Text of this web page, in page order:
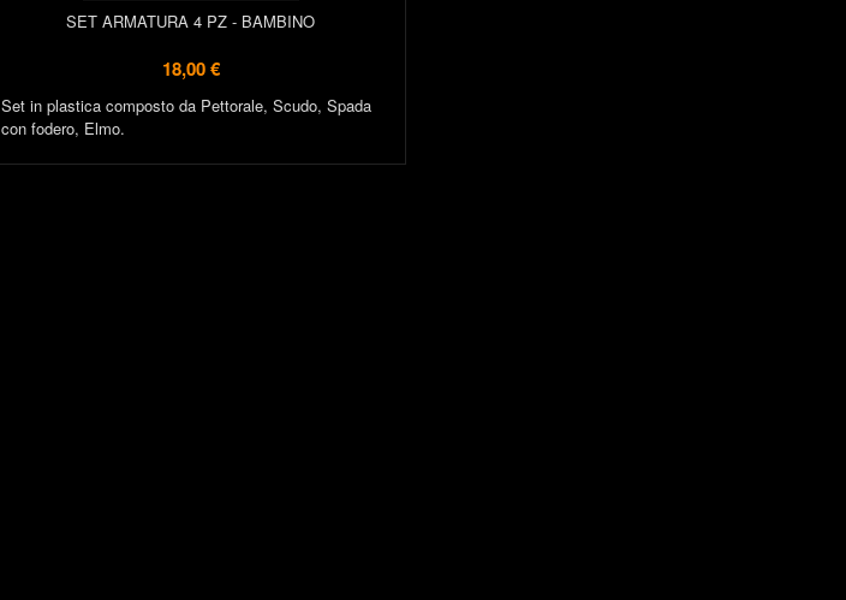
SET ARMATURA 4 PZ - BAMBINO
18,00 €
Set in plastica composto da Pettorale, Scudo, Spada
con fodero, Elmo.